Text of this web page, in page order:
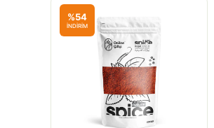
%54
İNDİRİM